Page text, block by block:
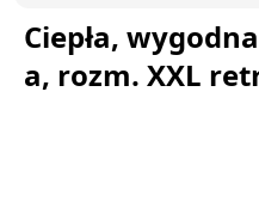
Ciepła,
a, rozm. XXL